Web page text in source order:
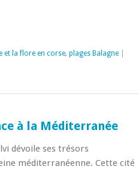
et la flore en corse, plages Balagne|
à la Méditerranée
dévoile ses trésors
méditerranéenne. Cette cité